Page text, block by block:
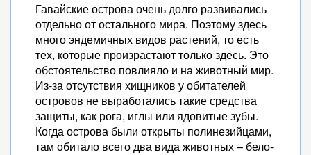
Гавайские острова очень долго развивались
отдельно от остального мира. Поэтому здесь
много эндемичных видов растений, то есть
тех, которые произрастают только здесь. Это
обстоятельство повлияло и на животный мир.
Из-за отсутствия хищников у обитателей
островов не выработались такие средства
защиты, как рога, иглы или ядовитые зубы.
Когда острова были открыты полинезийцами,
там обитало всего два вида животных – бело-